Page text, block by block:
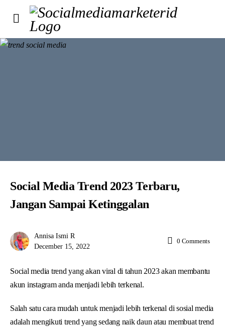
Social Media Trend 2023 Terbaru,
Jangan Sampai Ketinggalan
Annisa Ismi R
December 15, 2022
0 Comments
Social media trend yang akan viral di tahun 2023 akan membantu
akun instagram anda menjadi lebih terkenal.
Salah satu cara mudah untuk menjadi lebih terkenal di sosial media
adalah mengikuti trend yang sedang naik daun atau membuat trend